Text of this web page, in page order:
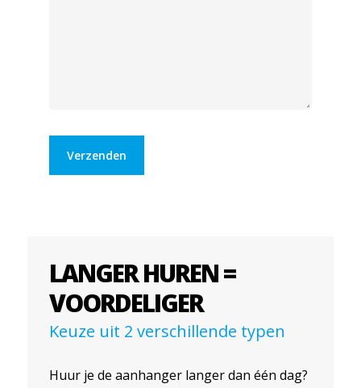
LANGER HUREN =
VOORDELIGER
Keuze uit 2 verschillende typen
Huur je de aanhanger langer dan één dag?